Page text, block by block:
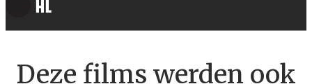
Deze films werden ook